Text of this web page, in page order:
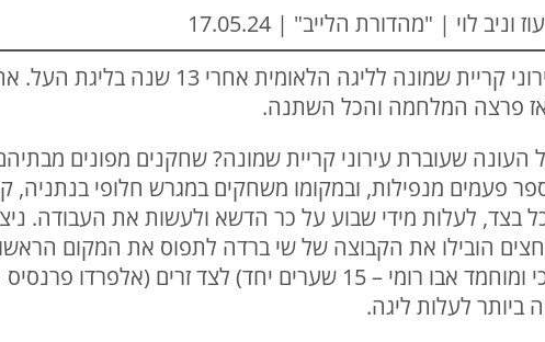
לוי | "מהדורת הלייב" | 17.05.24
ב-06.05.23 ירדה עירוני קריית
פרצה המלחמה והכל השתנה.
העונה שעוברת עירוני קריית שמונה? שחקנים מפונים
פעמים מנפילות, ובמקומו משחקים במגרש חלופי בנתניה,
בצד, לעלות מידי שבוע על כר הדשא ולעשות את העבודה.
הובילו את הקבוצה של שי ברדה לתפוס את המקום
ביותר לעלות ליגה.